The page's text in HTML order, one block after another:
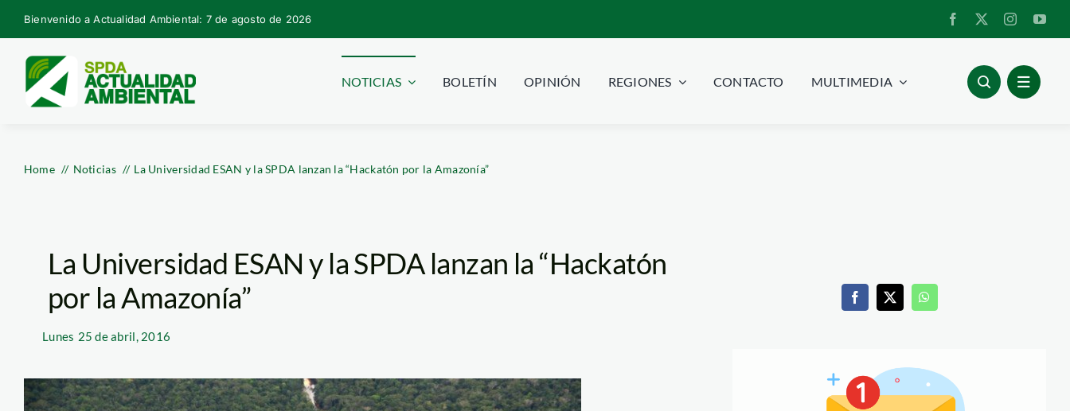
Skip
to
content
Bienvenido a Actualidad Ambiental: 7 de agosto de 2026
NOTICIAS BOLETÍN OPINIÓN REGIONES CONTACTO MULTIMEDIA
Home Noticias La Universidad ESAN y la SPDA lanzan la “Hackatón por la Amazonía”
La Universidad ESAN y la SPDA lanzan la “Hackatón
por la Amazonía”
Lunes 25 de abril, 2016